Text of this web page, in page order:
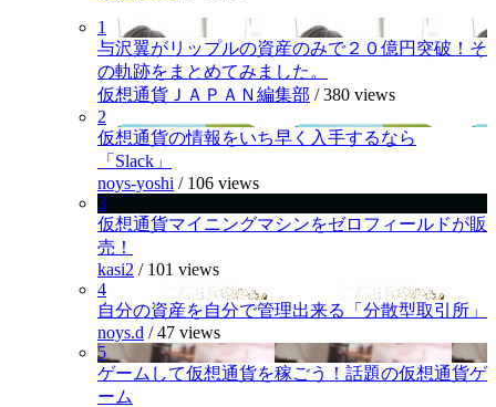
1
与沢翼がリップルの資産のみで２０億円突破！そ
の軌跡をまとめてみました。
仮想通貨ＪＡＰＡＮ編集部 /380 views
2
仮想通貨の情報をいち早く入手するなら
「Slack」
noys-yoshi / 106 views
3
仮想通貨マイニングマシンをゼロフィールドが販
売！
kasi2 / 101 views
4
自分の資産を自分で管理出来る「分散型取引所」
noys.d /47 views
5
ゲームして仮想通貨を稼ごう！話題の仮想通貨ゲ
ーム